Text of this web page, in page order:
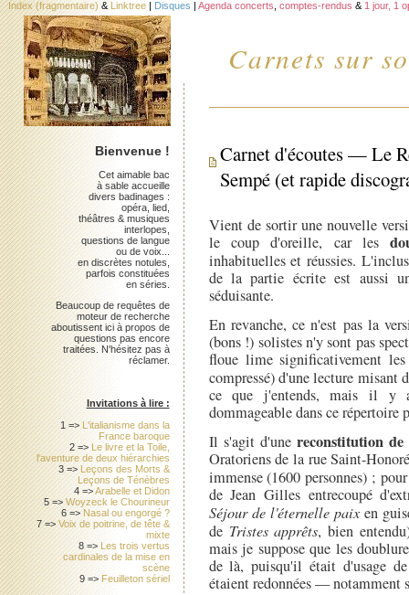
Carnets sur
Index (fragmentaire) & Linktree | Disques | Agenda concerts comptes-rendus & 1 jour, 1
Carnet d'écoutes — Le
Sempé (et rapide
Vient de sortir une nouvelle
le coup d'oreille, car les
inhabituelles et réussies.
de la partie écrite est aussi
séduisante.
En revanche, ce n'est pas la
(bons !) solistes n'y sont pas
floue lime significativement
compressé) d'une lecture misant
ce que j'entends, mais il y a
dommageable dans ce répertoire
Il s'agit d'une reconstitution
Oratoriens de la rue Saint-
immense (1600 personnes) ;
de Jean Gilles entrecoupé
Séjour de l'éternelle paixen
de Tristes apprêts, bien
mais je suppose que les
de là, puisqu'il était d'usage
étaient redonnées — notamment
Bienvenue !
Cet aimable bac
à sable accueille
divers badinages :
opéra, lied,
théâtres & musiques
interlopes,
questions de langue
ou de voix...
en discrètes notules,
parfois constituées
en séries.
Beaucoup de requêtes de
moteur de recherche
aboutissent ici à propos de
questions pas encore
traitées. N'hésitez pas à
réclamer.
Invitations à lire :
1 => L'italianisme dans la
France baroque
2 => Le livre et la Toile,
l'aventure de deux hiérarchies
3 => Leçons des Morts &
Leçons de Ténèbres
4 =>Arabelle et Didon
5 =>Woyzeck le Chourineur
6 => Nasal ou engorgé ?
7 =>Voix de poitrine, de tête &
mixte
8 => Les trois vertus
cardinales de la mise en
scène
9 => Feuilleton sériel